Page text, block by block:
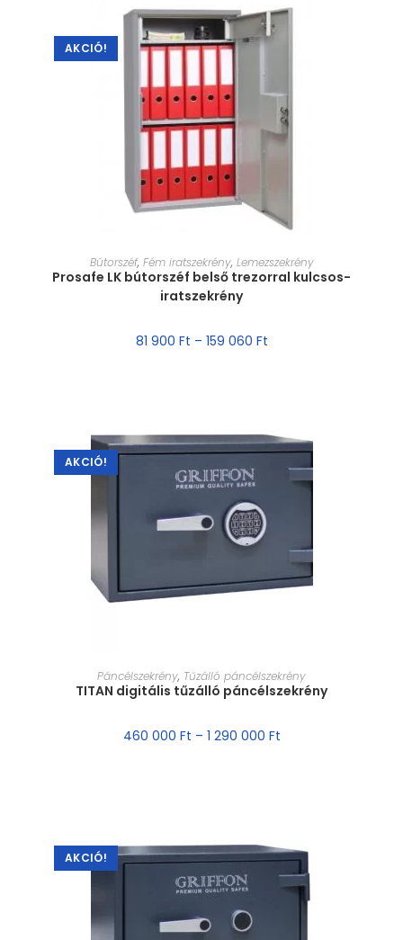
AKCIÓ!
MÉRET VÁLASZTÁSA
Bútorszéf, Fém iratszekrény, Lemezszekrény
Prosafe LK bútorszéf belső trezorral kulcsos-
iratszekrény
81 900 Ft – 159 060 Ft
AKCIÓ!
MÉRET VÁLASZTÁSA
Páncélszekrény, Tűzálló páncélszekrény
TITAN digitális tűzálló páncélszekrény
460 000 Ft – 1 290 000 Ft
AKCIÓ!